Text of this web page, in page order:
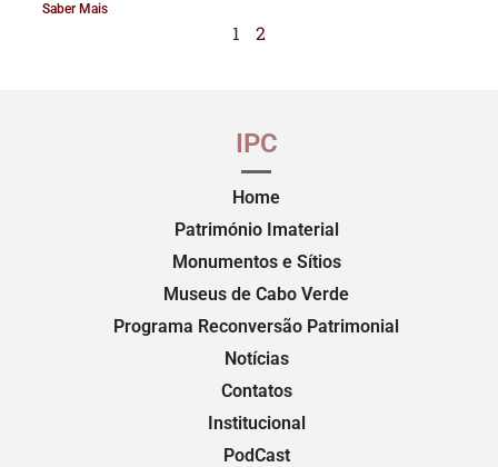
Saber Mais
1 2
IPC
Home
Património Imaterial
Monumentos e Sítios
Museus de Cabo Verde
Programa Reconversão Patrimonial
Notícias
Contatos
Institucional
PodCast